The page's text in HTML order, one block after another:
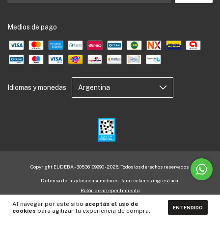
Al navegar por este sitio aceptás el uso de
cookies para agilizar tu experiencia de compra. ENTENDIDO
Medios de pago
Idiomas y monedas
Copyright EUDEBA - 30536109990 - 2026. Todos los derechos reservados.
Defensa de las y los consumidores. Para reclamos ingresá acá.
Botón de arrepentimiento